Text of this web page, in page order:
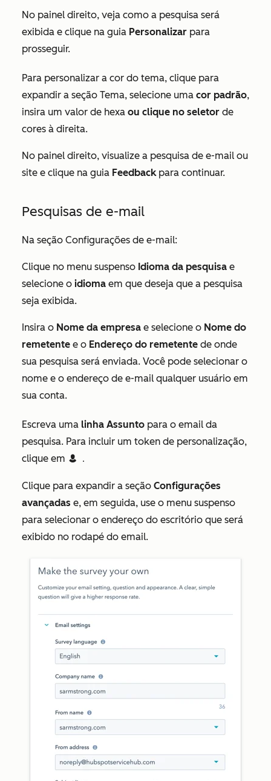
No painel direito, veja como a pesquisa será
exibida e clique na guia Personalizar para
prosseguir.
Para personalizar a cor do tema, clique para
expandir a seção Tema, selecione uma cor padrão,
insira um valor de hexa ou clique no seletor de
cores à direita.
No painel direito, visualize a pesquisa de e-mail ou
site e clique na guia Feedbackpara continuar.
Pesquisas de e-mail
Na seção Configurações de e-mail:
Clique no menu suspenso Idioma da pesquisa e
selecione o idioma em que deseja que a pesquisa
seja exibida.
Insira o Nome da empresa e selecione o Nome do
remetente e o Endereço do remetente de onde
sua pesquisa será enviada. Você pode selecionar o
nome e o endereço de e-mail qualquer usuário em
sua conta.
Escreva uma linha Assunto para o email da
pesquisa. Para incluir um token de personalização,
clique em contacts .
Clique para expandir a seção Configurações
avançadas e, em seguida, use o menu suspenso
para selecionar o endereço do escritório que será
exibido no rodapé do email.